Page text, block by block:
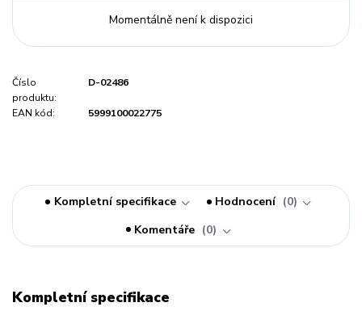
Momentálně není k dispozici
Číslo
produktu:
D-02486
EAN kód: 5999100022775
Kompletní specifikace Hodnocení
0
Komentáře
0
Kompletní specifikace